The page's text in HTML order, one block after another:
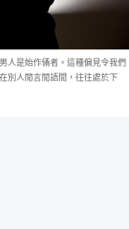
人是始作俑者。這種偏見令我們
別人閒言閒語間，往往處於下